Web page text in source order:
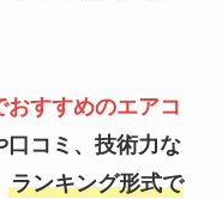
おすすめのエアコ
口コミ、技術力な
ランキング形式で